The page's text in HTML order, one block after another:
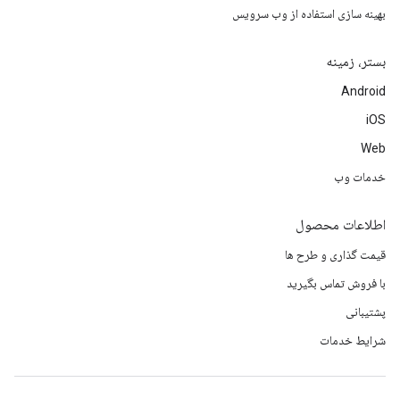
بهینه سازی استفاده از وب سرویس
بستر، زمینه
Android
iOS
Web
خدمات وب
اطلاعات محصول
قیمت گذاری و طرح ها
با فروش تماس بگیرید
پشتیبانی
شرایط خدمات